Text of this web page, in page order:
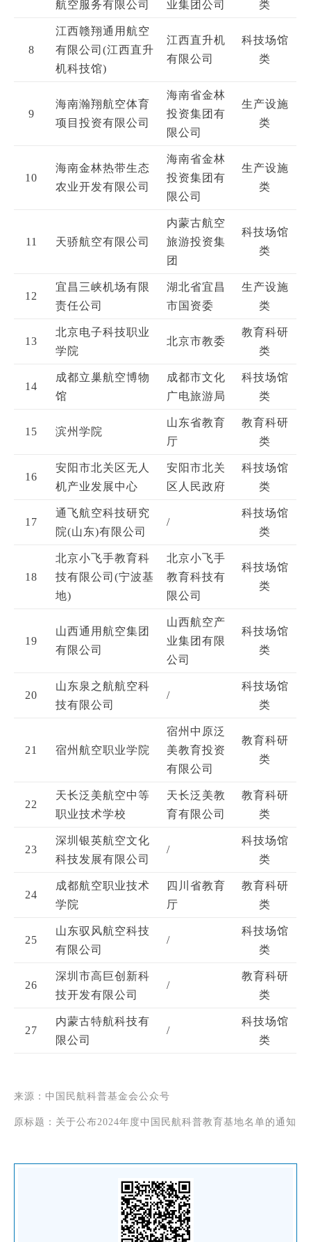
航空服务有限公司
业集团公司 类
8
江西赣翔通用航空
有限公司(江西直升
机科技馆)
江西直升机
有限公司
科技场馆
类
9
海南瀚翔航空体育
项目投资有限公司
海南省金林
投资集团有
限公司
生产设施
类
10
海南金林热带生态
农业开发有限公司
海南省金林
投资集团有
限公司
生产设施
类
11 天骄航空有限公司
内蒙古航空
旅游投资集
团
科技场馆
类
12
宜昌三峡机场有限
责任公司
湖北省宜昌
市国资委
生产设施
类
13
北京电子科技职业
学院
北京市教委
教育科研
类
14
成都立巢航空博物
馆
成都市文化
广电旅游局
科技场馆
类
15 滨州学院
山东省教育
厅
教育科研
类
16
安阳市北关区无人
机产业发展中心
安阳市北关
区人民政府
科技场馆
类
17
通飞航空科技研究
院(山东)有限公司
/
科技场馆
类
18
北京小飞手教育科
技有限公司(宁波基
地)
北京小飞手
教育科技有
限公司
科技场馆
类
19
山西通用航空集团
有限公司
山西航空产
业集团有限
公司
科技场馆
类
20
山东泉之航航空科
技有限公司
/
科技场馆
类
21 宿州航空职业学院
宿州中原泛
美教育投资
有限公司
教育科研
类
22
天长泛美航空中等
职业技术学校
天长泛美教
育有限公司
教育科研
类
23
深圳银英航空文化
科技发展有限公司
/
科技场馆
类
24
成都航空职业技术
学院
四川省教育
厅
教育科研
类
25
山东驭风航空科技
有限公司
/
科技场馆
类
26
深圳市高巨创新科
技开发有限公司
/
教育科研
类
27
内蒙古特航科技有
限公司
/
科技场馆
类
来源：中国民航科普基金会公众号
原标题：关于公布2024年度中国民航科普教育基地名单的通知